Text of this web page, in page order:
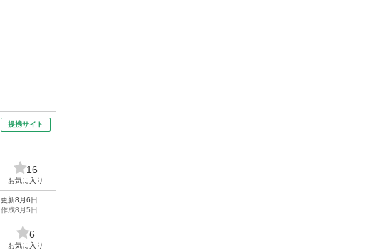
提携サイト
16
お気に入り
更新8月6日
作成8月5日
6
お気に入り